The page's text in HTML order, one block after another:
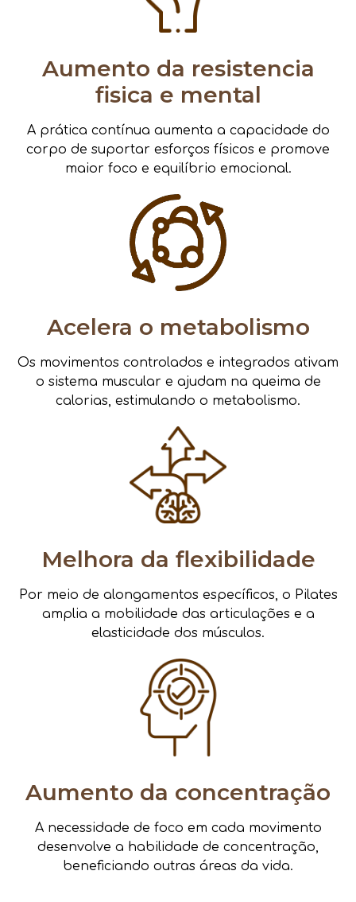
Aumento da resistencia
fisica e mental
A prática contínua aumenta a capacidade do
corpo de suportar esforços físicos e promove
maior foco e equilíbrio emocional.
Acelera o metabolismo
Os movimentos controlados e integrados ativam
o sistema muscular e ajudam na queima de
calorias, estimulando o metabolismo.
Melhora da flexibilidade
Por meio de alongamentos específicos, o Pilates
amplia a mobilidade das articulações e a
elasticidade dos músculos.
Aumento da concentração
A necessidade de foco em cada movimento
desenvolve a habilidade de concentração,
beneficiando outras áreas da vida.